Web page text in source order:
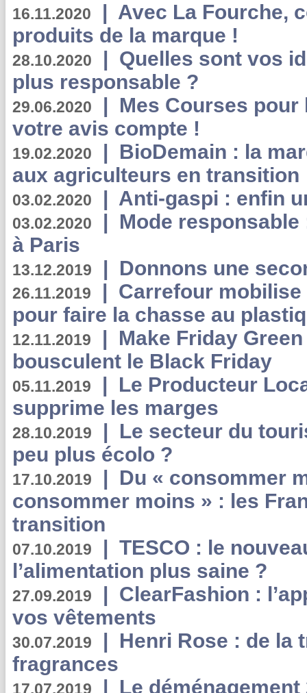
16.11.2020 | Avec La Fourche,
produits de la marque !
28.10.2020 | Quelles sont vos
plus responsable ?
29.06.2020 | Mes Courses pour
votre avis compte !
19.02.2020 | BioDemain : la
aux agriculteurs en transition
03.02.2020 | Anti-gaspi : enfin
03.02.2020 | Mode
à Paris
13.12.2019 | Donnons une
26.11.2019 | Carrefour
pour faire la chasse au
12.11.2019 | Make Friday
bousculent le Black Friday
05.11.2019 | Le Producteur
supprime les marges
28.10.2019 | Le secteur du
peu plus écolo ?
17.10.2019 | Du « consommer
consommer moins » : les
transition
07.10.2019 | TESCO : le
l’alimentation plus saine ?
27.09.2019 | ClearFashion :
vos vêtements
30.07.2019 | Henri Rose : de la
fragrances
17.07.2019 | Le